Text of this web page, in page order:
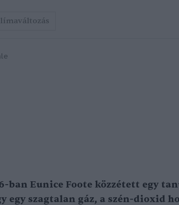
ban Eunice Foote közzétett egy
egy szagtalan gáz, a szén-dioxid